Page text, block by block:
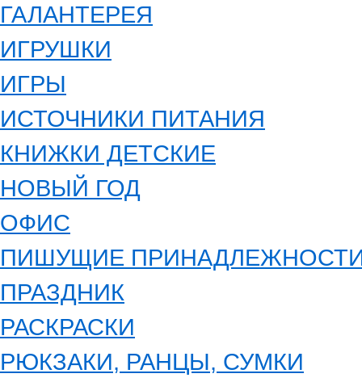
ГАЛАНТЕРЕЯ
ИГРУШКИ
ИГРЫ
ИСТОЧНИКИ ПИТАНИЯ
КНИЖКИ ДЕТСКИЕ
НОВЫЙ ГОД
ОФИС
ПИШУЩИЕ
ПРАЗДНИК
РАСКРАСКИ
РЮКЗАКИ, РАНЦЫ, СУМКИ